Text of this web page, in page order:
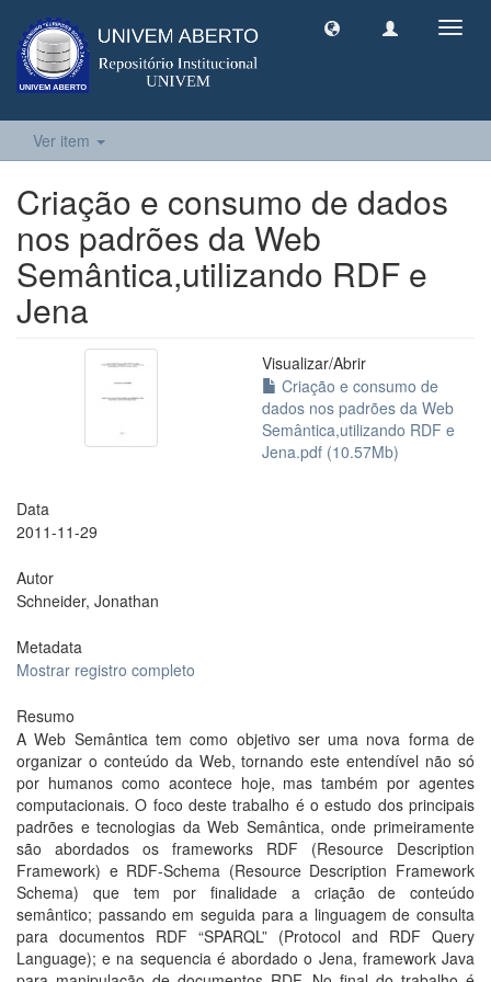
Ver item
Criação e consumo de dados
nos padrões da Web
Semântica,utilizando RDF e
Jena
Visualizar/Abrir
Criação e consumo de
dados nos padrões da Web
Semântica,utilizando RDF e
Jena.pdf (10.57Mb)
Data
2011-11-29
Autor
Schneider, Jonathan
Metadata
Mostrar registro completo
Resumo
A Web Semântica tem como objetivo ser uma nova forma de
organizar o conteúdo da Web, tornando este entendível não só
por humanos como acontece hoje, mas também por agentes
computacionais. O foco deste trabalho é o estudo dos principais
padrões e tecnologias da Web Semântica, onde primeiramente
são abordados os frameworks RDF (Resource Description
Framework) e RDF-Schema (Resource Description Framework
Schema) que tem por finalidade a criação de conteúdo
semântico; passando em seguida para a linguagem de consulta
para documentos RDF “SPARQL” (Protocol and RDF Query
Language); e na sequencia é abordado o Jena, framework Java